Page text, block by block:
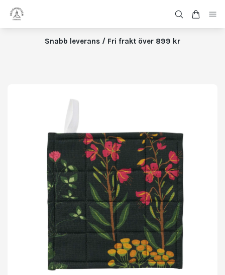
Snabb leverans / Fri frakt över 899 kr